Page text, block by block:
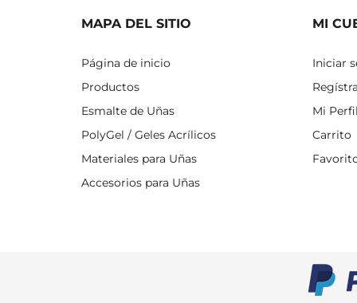
MAPA DEL SITIO
Página de inicio
Productos
Esmalte de Uñas
PolyGel / Geles Acrílicos
Materiales para Uñas
Accesorios para Uñas
MI
Iniciar
Mi Perfil
Carrito